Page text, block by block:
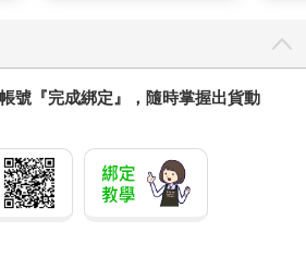
號『完成綁定』，隨時掌握出貨動